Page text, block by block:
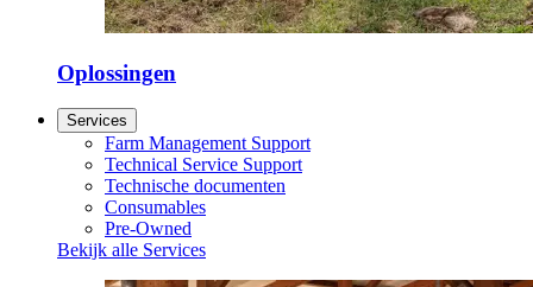
Oplossingen
Services
Farm Management Support
Technical Service Support
Technische documenten
Consumables
Pre-Owned
Bekijk alle Services